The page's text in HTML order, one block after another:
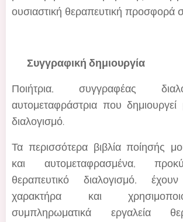
ουσιαστική θεραπευτική προσφορά
✍️ Συγγραφική δημιουργία
Ποιήτρια, συγγραφέας
αυτομεταφράστρια που
διαλογισμό.
Τα περισσότερα βιβλία ποίησής
και αυτομεταφρασμένα,
θεραπευτικό διαλογισμό,
χαρακτήρα και
συμπληρωματικά εργαλεία